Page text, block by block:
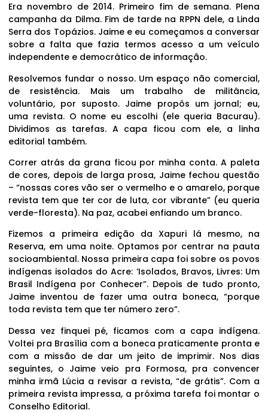
Era novembro de 2014. Primeiro fim de semana. Plena
campanha da Dilma. Fim de tarde na RPPN dele, a Linda
Serra dos Topázios. Jaime e eu começamos a conversar
sobre a falta que fazia termos acesso a um veículo
independente e democrático de informação.
Resolvemos fundar o nosso. Um espaço não comercial,
de resistência. Mais um trabalho de militância,
voluntário, por suposto. Jaime propôs um jornal; eu,
uma revista. O nome eu escolhi (ele queria Bacurau).
Dividimos as tarefas. A capa ficou com ele, a linha
editorial também.
Correr atrás da grana ficou por minha conta. A paleta
de cores, depois de larga prosa, Jaime fechou questão
– “nossas cores vão ser o vermelho e o amarelo, porque
revista tem que ter cor de luta, cor vibrante” (eu queria
verde-floresta). Na paz, acabei enfiando um branco.
Fizemos a primeira edição da Xapuri lá mesmo, na
Reserva, em uma noite. Optamos por centrar na pauta
socioambiental. Nossa primeira capa foi sobre os povos
indígenas isolados do Acre: ‘Isolados, Bravos, Livres: Um
Brasil Indígena por Conhecer”. Depois de tudo pronto,
Jaime inventou de fazer uma outra boneca, “porque
toda revista tem que ter número zero”.
Dessa vez finquei pé, ficamos com a capa indígena.
Voltei pra Brasília com a boneca praticamente pronta e
com a missão de dar um jeito de imprimir. Nos dias
seguintes, o Jaime veio pra Formosa, pra convencer
minha irmã Lúcia a revisar a revista, “de grátis”. Com a
primeira revista impressa, a próxima tarefa foi montar o
Conselho Editorial.